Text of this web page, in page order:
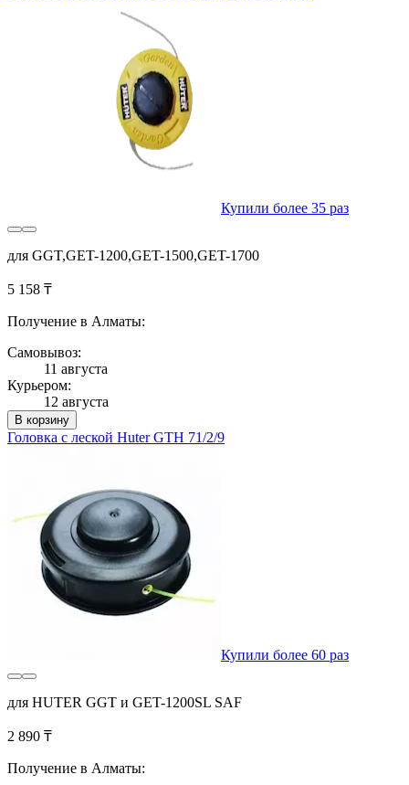
Купили более 35 раз
для GGT,GET-1200,GET-1500,GET-1700
5 158 ₸
Получение в Алматы:
Самовывоз:
11 августа
Курьером:
12 августа
В корзину
Головка с леской Huter GTH 71/2/9
Купили более 60 раз
для HUTER GGT и GET-1200SL SAF
2 890 ₸
Получение в Алматы: